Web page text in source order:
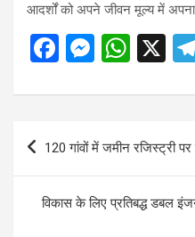
आदर्शों को अपने जीवन मूल्य में
F
ce
b
o
o
k
M
se
n
g
er
W
at
s
A
p
p
X
Post
120 गांवों में जमीन रजिस्ट्री पर
विकास के लिए प्रतिबद्ध डबल